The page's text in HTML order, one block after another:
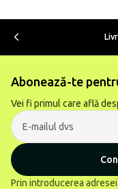
Abonează-te
Vei fi primul care află
Prin introducerea